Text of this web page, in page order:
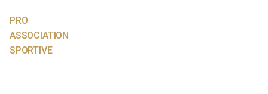
PRO
ASSOCIATION
SPORTIVE